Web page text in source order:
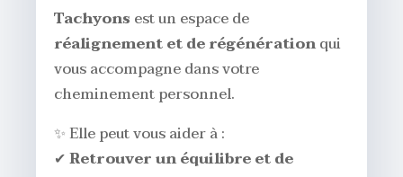
Tachyons est un espace de
réalignement et de régénérationqui
vous accompagne dans votre
cheminement personnel.
✨ Elle peut vous aider à :
✔Retrouver un équilibre et de